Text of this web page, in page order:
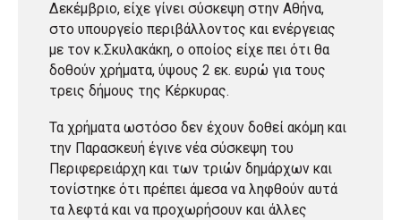
Δεκέμβριο, είχε γίνει σύσκεψη στην Αθήνα,
στο υπουργείο περιβάλλοντος και ενέργειας
με τον κ.Σκυλακάκη, ο οποίος είχε πει ότι θα
δοθούν χρήματα, ύψους 2 εκ. ευρώ για τους
τρεις δήμους της Κέρκυρας.
Τα χρήματα ωστόσο δεν έχουν δοθεί ακόμη και
την Παρασκευή έγινε νέα σύσκεψη του
Περιφερειάρχη και των τριών δημάρχων και
τονίστηκε ότι πρέπει άμεσα να ληφθούν αυτά
τα λεφτά και να προχωρήσουν και άλλες